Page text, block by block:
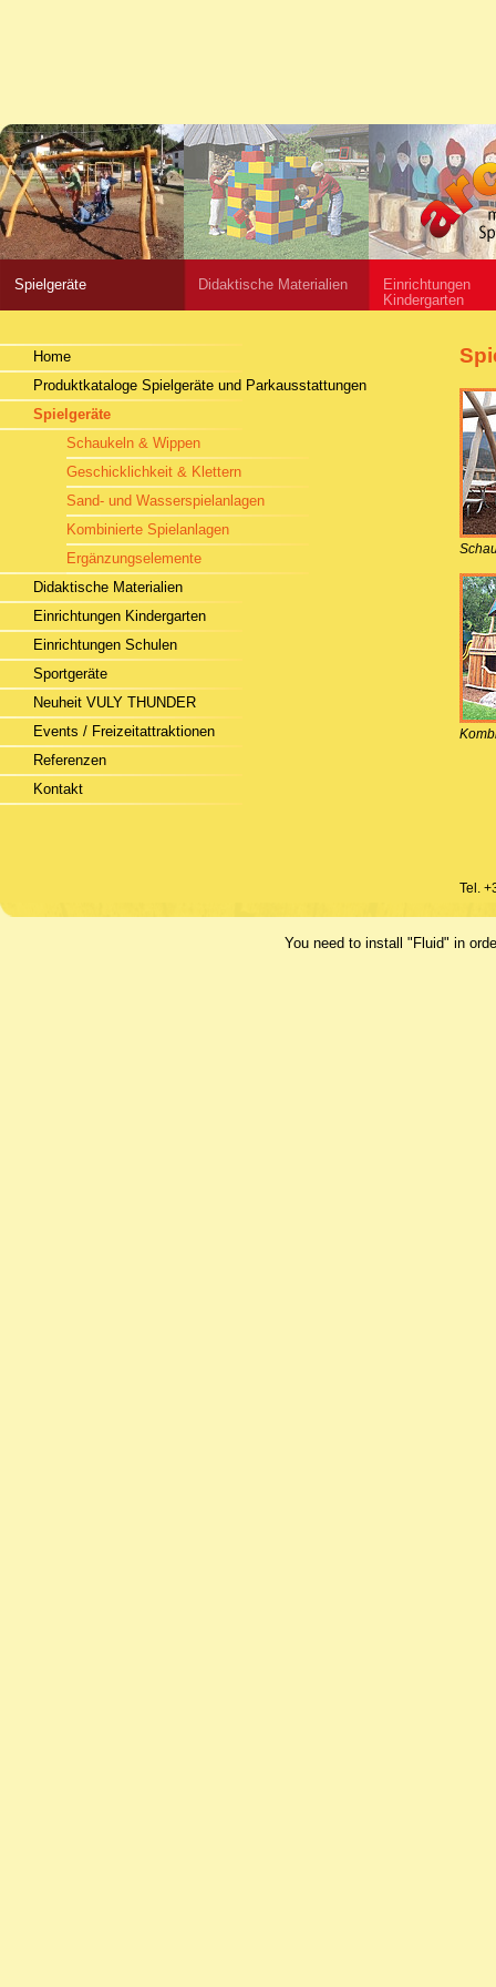
Spielgeräte Didaktische Materialien
Einrichtungen
Kindergarten
Home
Produktkataloge Spielgeräte und Parkausstattungen
Spielgeräte
Schaukeln & Wippen
Geschicklichkeit & Klettern
Sand- und Wasserspielanlagen
Kombinierte Spielanlagen
Ergänzungselemente
Didaktische Materialien
Einrichtungen Kindergarten
Einrichtungen Schulen
Sportgeräte
Neuheit VULY THUNDER
Events / Freizeitattraktionen
Referenzen
Kontakt
Tel.
You need to install "Fluid" in